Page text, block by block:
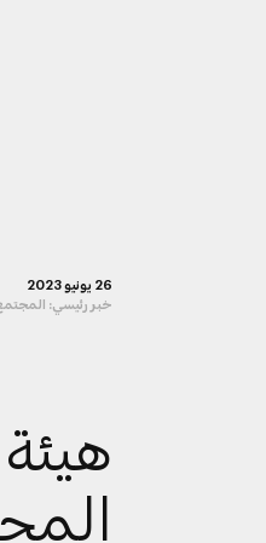
26 يونيو 2023
خبر رئيسي: